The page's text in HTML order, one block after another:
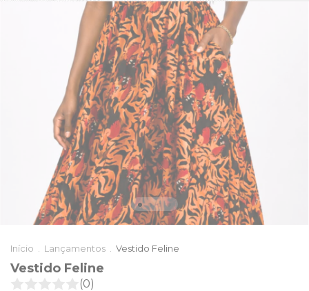
Início Lançamentos Vestido Feline
Vestido Feline
(0)